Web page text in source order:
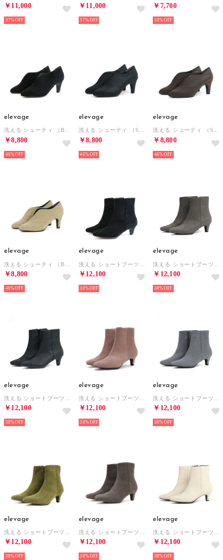
￥11,000
37%
￥11,000
37%
￥7,700
50%
elevage
洗える シューティ （BL）
￥8,800
46%
elevage
洗える シューティ （SBL）
￥8,800
46%
elevage
洗える シューティ （SBR）
￥8,800
46%
elevage
￥8,800
46%
elevage
￥12,100
38%
elevage
￥12,100
38%
elevage
￥12,100
38%
elevage
￥12,100
38%
elevage
￥12,100
38%
elevage
￥12,100
38%
elevage
￥12,100
38%
elevage
￥12,100
38%